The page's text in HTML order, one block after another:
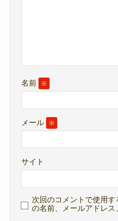
名前 ※
メール ※
サイト
次回のコメントで使用
の名前、メールアドレス